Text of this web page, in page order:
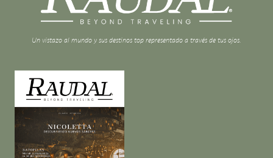
Un vistazo al mundo y sus destinos top representado a través de tus ojos.